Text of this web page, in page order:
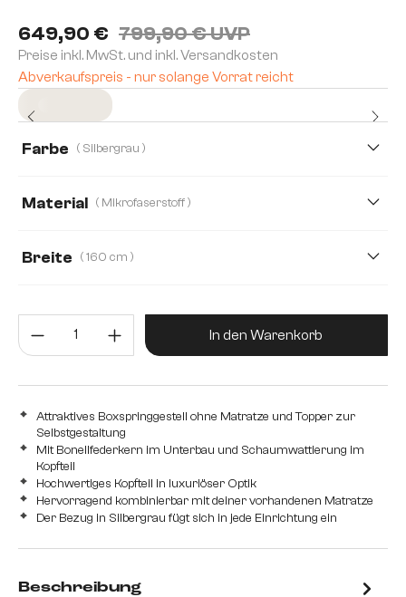
649,90 € 799,90 € UVP
Preise inkl. MwSt. und inkl. Versandkosten
Abverkaufspreis - nur solange Vorrat reicht
Farbe ( Silbergrau )
Material ( Mikrofaserstoff )
Breite ( 160 cm )
200 cm Produkt Anzahl: Gib den
In den Warenkorb
Attraktives Boxspringgestell ohne Matratze und Topper zur
Selbstgestaltung
Mit Bonellfederkern im Unterbau und Schaumwattierung im
Kopfteil
Hochwertiges Kopfteil in luxuriöser Optik
Hervorragend kombinierbar mit deiner vorhandenen Matratze
Der Bezug in Silbergrau fügt sich in jede Einrichtung ein
Beschreibung